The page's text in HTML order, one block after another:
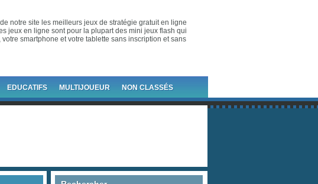
notre site les meilleurs jeux de stratégie gratuit en ligne
jeux en ligne sont pour la plupart des mini jeux flash qui
smartphone et votre tablette sans inscription et sans
EDUCATIFS MULTIJOUEUR NON CLASSÉS